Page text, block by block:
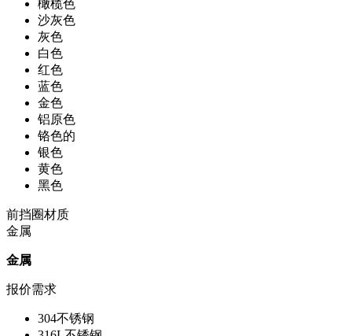
橄榄色
沙灰色
灰色
白色
红色
蓝色
金色
铝原色
铬色的
银色
黄色
黑色
前挡圈材质
金属
金属
报价需求
304不锈钢